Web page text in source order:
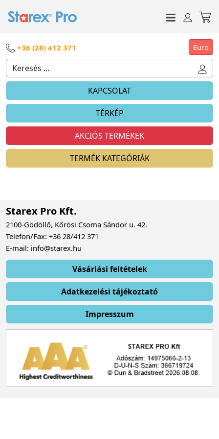
+36 (28) 412 371 Euro
KAPCSOLAT
TÉRKÉP
AKCIÓS TERMÉKEK
TERMÉK KATEGÓRIÁK
Starex Pro Kft.
2100-Gödöllő, Kőrösi Csoma Sándor u. 42.
Telefon/Fax: +36 28/412 371
E-mail: info@starex.hu
Vásárlási feltételek
Adatkezelési tájékoztató
Impresszum